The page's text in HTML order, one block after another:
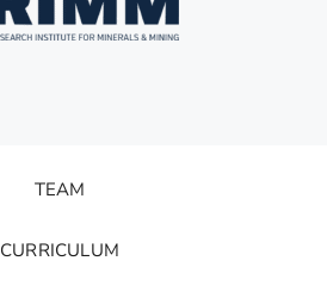
TEAM
CURRICULUM